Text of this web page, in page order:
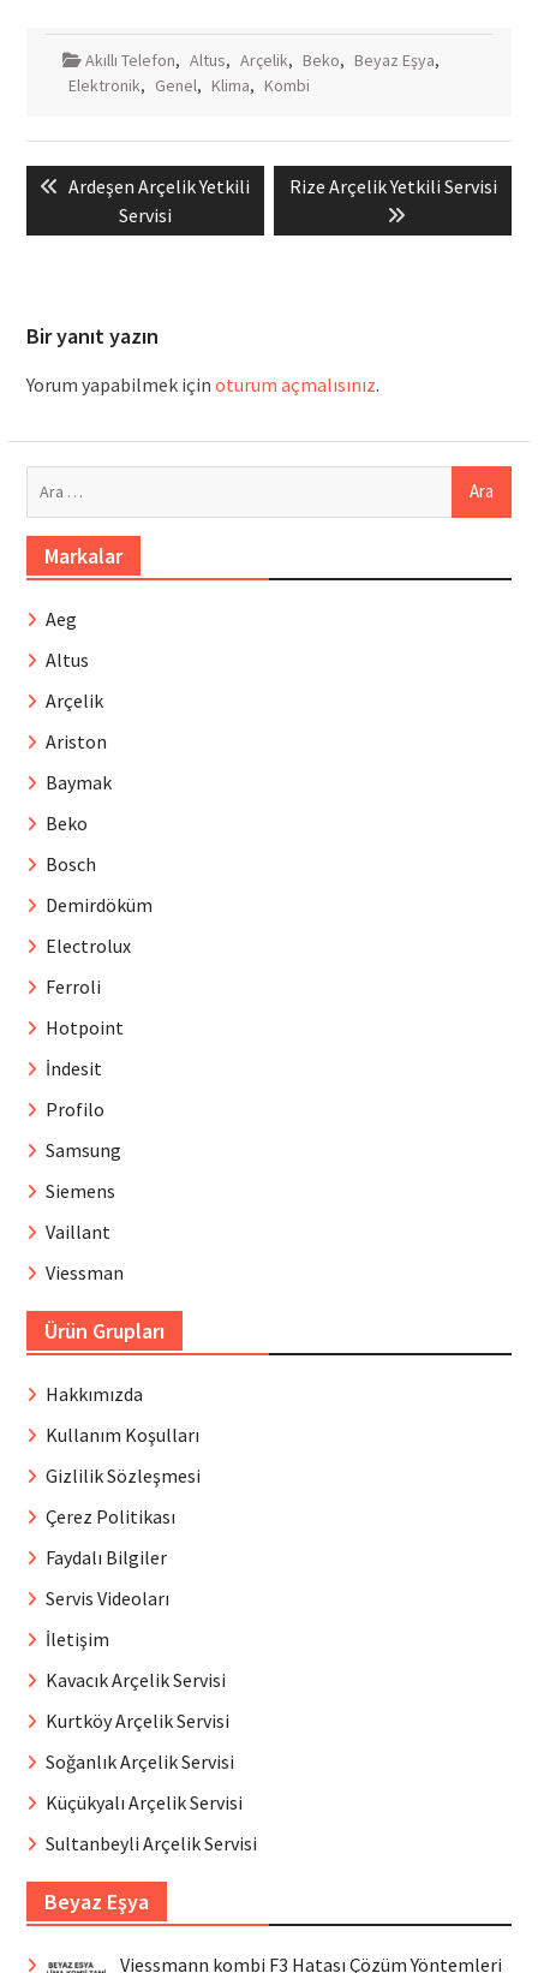
Akıllı Telefon, Altus, Arçelik, Beko, Beyaz Eşya,
Elektronik, Genel, Klima, Kombi
gezinmesi
Previous
Ardeşen Arçelik Yetkili
Servisi
Next
Rize Arçelik Yetkili Servisi
Bir yanıt yazın
Yorum yapabilmek için oturum açmalısınız.
Markalar
Aeg
Altus
Arçelik
Ariston
Baymak
Beko
Bosch
Demirdöküm
Electrolux
Ferroli
Hotpoint
İndesit
Profilo
Samsung
Siemens
Vaillant
Viessman
Ürün Grupları
Hakkımızda
Kullanım Koşulları
Gizlilik Sözleşmesi
Çerez Politikası
Faydalı Bilgiler
Servis Videoları
İletişim
Kavacık Arçelik Servisi
Kurtköy Arçelik Servisi
Soğanlık Arçelik Servisi
Küçükyalı Arçelik Servisi
Sultanbeyli Arçelik Servisi
Beyaz Eşya
Viessmann kombi F3 Hatası Çözüm Yöntemleri